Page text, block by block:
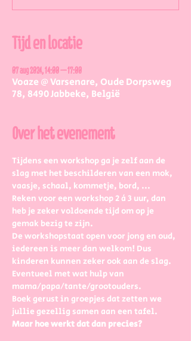
Tijd en locatie
07 aug 2024, 14:00 – 17:00
Voaze @ Varsenare, Oude Dorpsweg
78, 8490 Jabbeke, België
Over het evenement
Tijdens een workshop ga je zelf aan de
slag met het beschilderen van een mok,
vaasje, schaal, kommetje, bord, ...
Reken voor een workshop 2 à 3 uur, dan
heb je zeker voldoende tijd om op je
gemak bezig te zijn.
De workshopstaat open voor jong en oud,
iedereen is meer dan welkom! Dus
kinderen kunnen zeker ook aan de slag.
Eventueel met wat hulp van
mama/papa/tante/grootouders.
Boek gerust in groepjes dat zetten we
jullie gezellig samen aan een tafel.
Maar hoe werkt dat dan precies?